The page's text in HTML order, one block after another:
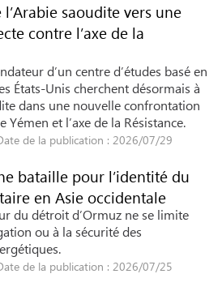
saoudite vers une
contre l’axe de la
d’un centre d’études basé en
États-Unis cherchent désormais à
dans une nouvelle confrontation
et l’axe de la Résistance.
de la publication : 2026/07/29
bataille pour l’identité du
en Asie occidentale
du détroit d’Ormuz ne se limite
ou à la sécurité des
de la publication : 2026/07/25